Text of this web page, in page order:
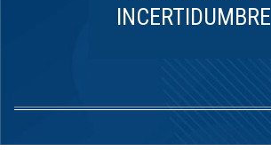
INCERTIDUMBRE
1